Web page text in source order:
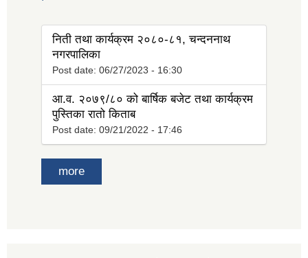
निती तथा कार्यक्रम २०८०-८१, चन्दननाथ
नगरपालिका
Post date: 06/27/2023 - 16:30
आ.व. २०७९/८० को बार्षिक बजेट तथा कार्यक्रम
पुस्तिका रातो किताब
Post date: 09/21/2022 - 17:46
more